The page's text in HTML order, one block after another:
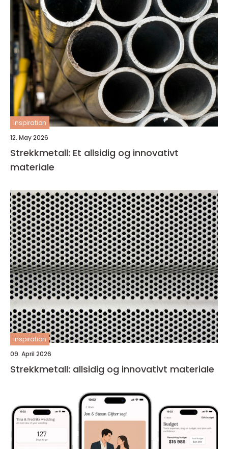
inspiration
12. May 2026
Strekkmetall: Et allsidig og innovativt
materiale
inspiration
09. April 2026
Strekkmetall: allsidig og innovativt materiale